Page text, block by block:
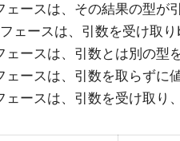
ェースは、その結果の型が
ェースは、引数を受け取り
ェースは、引数とは別の型を
ェースは、引数を取らずに
ェースは、引数を受け取り